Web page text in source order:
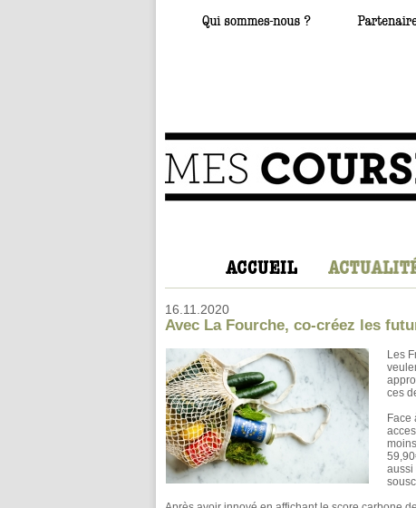
16.11.2020
Avec La Fourche, co-créez les
Les
ces
Face
aussi